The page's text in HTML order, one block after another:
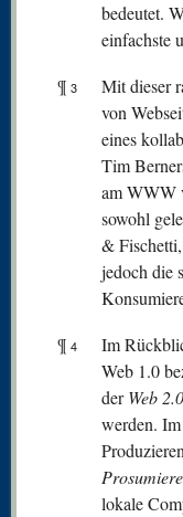
bedeutet.
einfachste
¶ 3
Mit dieser
von
eines
Tim
am WWW
sowohl
& Fischetti,
jedoch die
¶ 4
Im
Web 1.0
derWeb 2.0
werden.
lokale